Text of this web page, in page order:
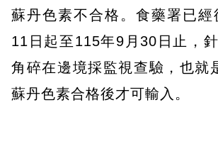
蘇丹色素不合格。食藥署已經
11日起至115年9月30日止，
角碎在邊境採監視查驗，也就
蘇丹色素合格後才可輸入。